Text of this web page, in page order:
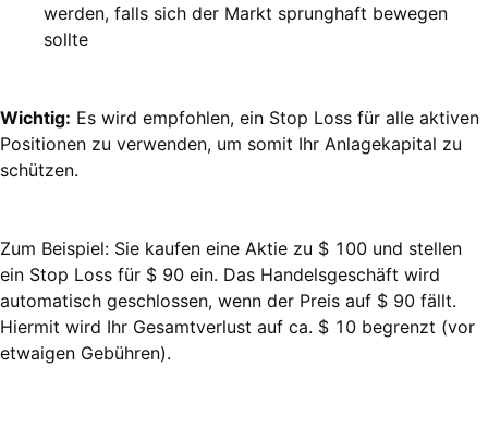
werden, falls sich der Markt sprunghaft bewegen
sollte
Wichtig: Es wird empfohlen, ein Stop Loss für alle aktiven
Positionen zu verwenden, um somit Ihr Anlagekapital zu
schützen.
Zum Beispiel: Sie kaufen eine Aktie zu $ 100 und stellen
ein Stop Loss für $ 90 ein. Das Handelsgeschäft wird
automatisch geschlossen, wenn der Preis auf $ 90 fällt.
Hiermit wird Ihr Gesamtverlust auf ca. $ 10 begrenzt (vor
etwaigen Gebühren).